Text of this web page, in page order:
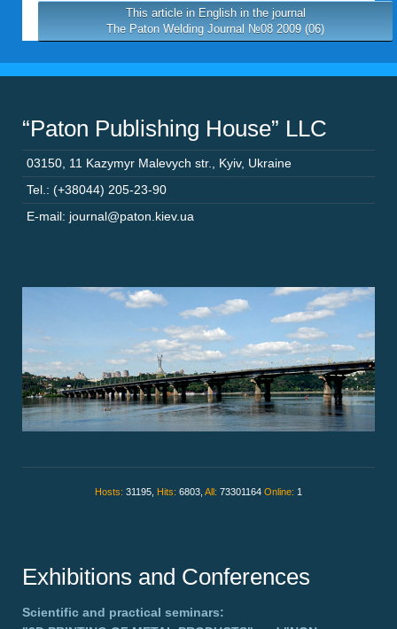
This article in English in the journal
The Paton Welding Journal №08 2009 (06)
“Paton Publishing House” LLC
03150 11 Kazymyr Malevych str. Kyiv, Ukraine
Tel.: (+38044) 205-23-90
E-mail: journal@paton.kiev.ua
Hosts: 31195, Hits: 6803, All: 73301164 Online: 1
Exhibitions and Conferences
Scientific and practical seminars: